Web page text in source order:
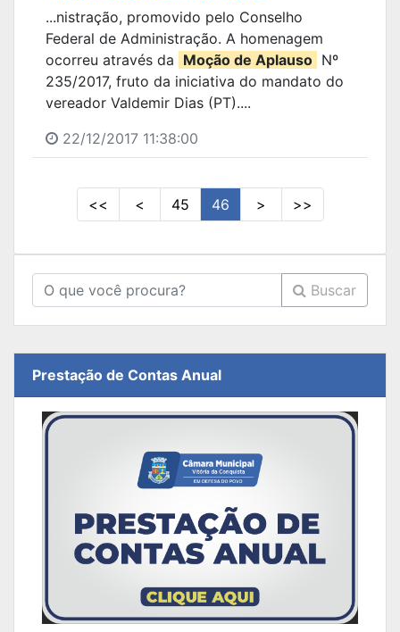
...nistração, promovido pelo Conselho
Federal de Administração. A homenagem
ocorreu através da Moção de Aplauso Nº
235/2017, fruto da iniciativa do mandato do
vereador Valdemir Dias (PT)....
22/12/2017 11:38:00
<< < 45 46 > >>
Buscar
Prestação de Contas Anual